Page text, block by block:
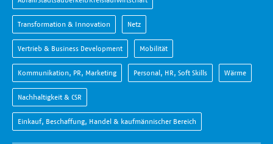
Transformation & Innovation Netz
Vertrieb & Business Development Mobilität
Kommunikation, PR, Marketing Personal, HR, Soft Skills Wärme
Nachhaltigkeit & CSR
Einkauf, Beschaffung, Handel & kaufmännischer Bereich